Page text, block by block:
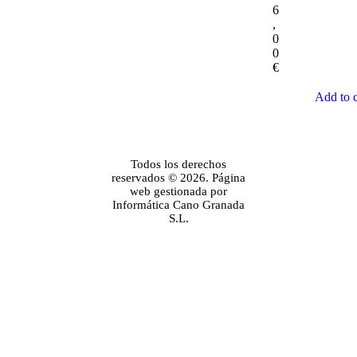
6
,
0
0
€
Add to
Todos los derechos
reservados © 2026. Página
web gestionada por
Informática Cano Granada
S.L.